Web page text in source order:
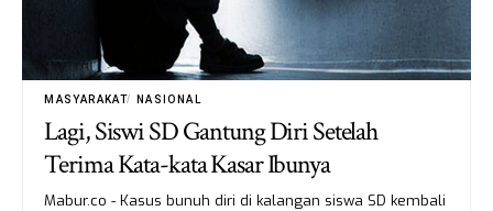
MASYARAKAT NASIONAL
Lagi, Siswi SD Gantung Diri Setelah
Terima Kata-kata Kasar Ibunya
Mabur.co - Kasus bunuh diri di kalangan siswa SD kembali